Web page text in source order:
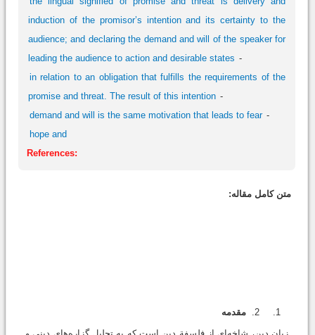
induction of the promisor’s intention and its certainty to the
audience; and declaring the demand and will of the speaker for
leading the audience to action and desirable states
in relation to an obligation that fulfills the requirements of the
promise and threat. The result of this intention
demand and will is the same motivation that leads to fear
hope and
References:
متن کامل مقاله:
مقدمه